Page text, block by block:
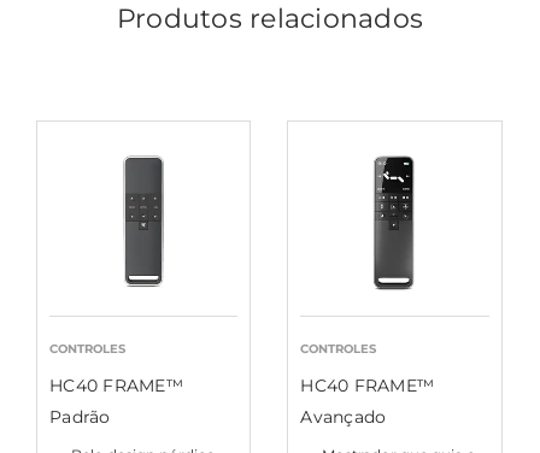
Produtos relacionados
CONTROLES
HC40 FRAME™
Padrão
CONTROLES
HC40 FRAME™
Avançado